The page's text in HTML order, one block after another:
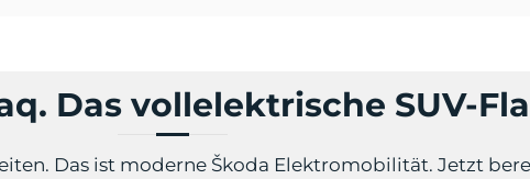
Das vollelektrische SUV-
Das ist moderne Škoda Elektromobilität. Jetzt